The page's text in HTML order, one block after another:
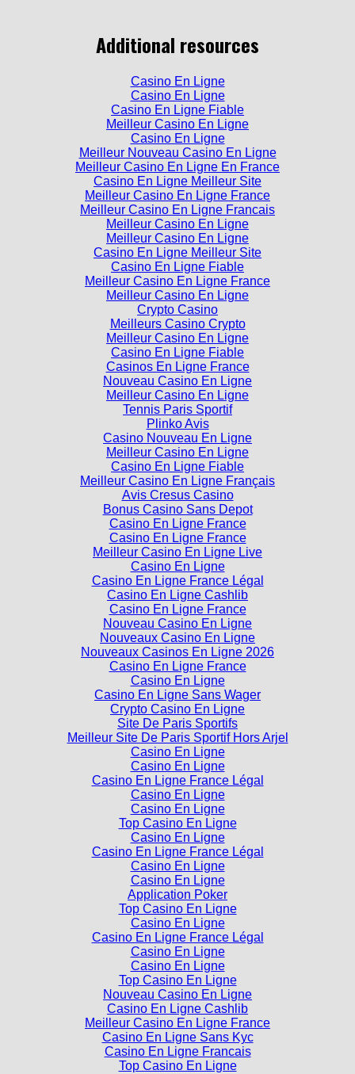
Additional resources
Casino En Ligne
Casino En Ligne
Casino En Ligne Fiable
Meilleur Casino En Ligne
Casino En Ligne
Meilleur Nouveau Casino En Ligne
Meilleur Casino En Ligne En France
Casino En Ligne Meilleur Site
Meilleur Casino En Ligne France
Meilleur Casino En Ligne Francais
Meilleur Casino En Ligne
Meilleur Casino En Ligne
Casino En Ligne Meilleur Site
Casino En Ligne Fiable
Meilleur Casino En Ligne France
Meilleur Casino En Ligne
Crypto Casino
Meilleurs Casino Crypto
Meilleur Casino En Ligne
Casino En Ligne Fiable
Casinos En Ligne France
Nouveau Casino En Ligne
Meilleur Casino En Ligne
Tennis Paris Sportif
Plinko Avis
Casino Nouveau En Ligne
Meilleur Casino En Ligne
Casino En Ligne Fiable
Meilleur Casino En Ligne Français
Avis Cresus Casino
Bonus Casino Sans Depot
Casino En Ligne France
Casino En Ligne France
Meilleur Casino En Ligne Live
Casino En Ligne
Casino En Ligne France Légal
Casino En Ligne Cashlib
Casino En Ligne France
Nouveau Casino En Ligne
Nouveaux Casino En Ligne
Nouveaux Casinos En Ligne 2026
Casino En Ligne France
Casino En Ligne
Casino En Ligne Sans Wager
Crypto Casino En Ligne
Site De Paris Sportifs
Meilleur Site De Paris Sportif Hors Arjel
Casino En Ligne
Casino En Ligne
Casino En Ligne France Légal
Casino En Ligne
Casino En Ligne
Top Casino En Ligne
Casino En Ligne
Casino En Ligne France Légal
Casino En Ligne
Casino En Ligne
Application Poker
Top Casino En Ligne
Casino En Ligne
Casino En Ligne France Légal
Casino En Ligne
Casino En Ligne
Top Casino En Ligne
Nouveau Casino En Ligne
Casino En Ligne Cashlib
Meilleur Casino En Ligne France
Casino En Ligne Sans Kyc
Casino En Ligne Francais
Top Casino En Ligne